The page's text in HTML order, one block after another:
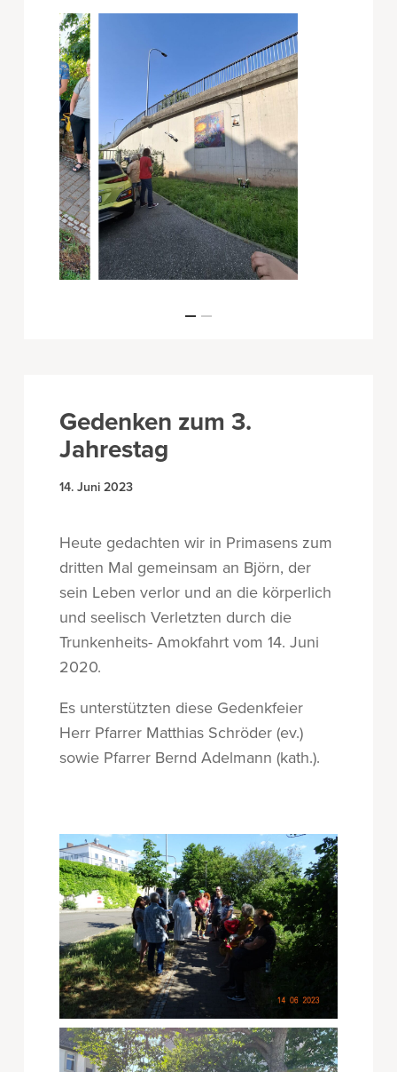
Gedenken zum 3.
Jahrestag
14. Juni 2023
Heute gedachten wir in Primasens zum
dritten Mal gemeinsam an Björn, der
sein Leben verlor und an die körperlich
und seelisch Verletzten durch die
Trunkenheits- Amokfahrt vom 14. Juni
2020.
Es unterstützten diese Gedenkfeier
Herr Pfarrer Matthias Schröder (ev.)
sowie Pfarrer Bernd Adelmann (kath.).